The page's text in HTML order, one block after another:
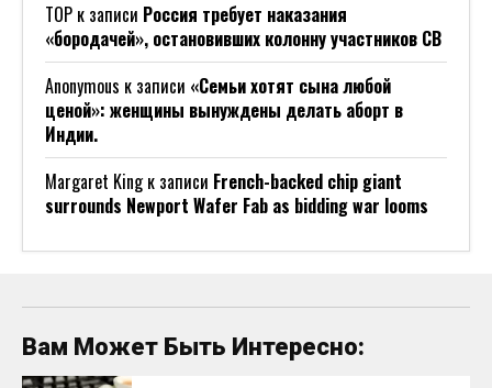
ТОР к записи Россия требует наказания
«бородачей», остановивших колонну участников СВ
Anonymous к записи «Семьи хотят сына любой
ценой»: женщины вынуждены делать аборт в
Индии.
Margaret Kingк записи French-backed chip giant
surrounds Newport Wafer Fab as bidding war looms
Вам Может Быть Интересно: